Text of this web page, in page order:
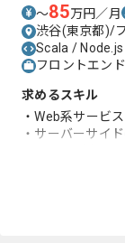
〜85万円／月
渋谷(東京都)/
Scala /
フロントエン
求めるスキル
・Web系サービ
・サーバーサイ